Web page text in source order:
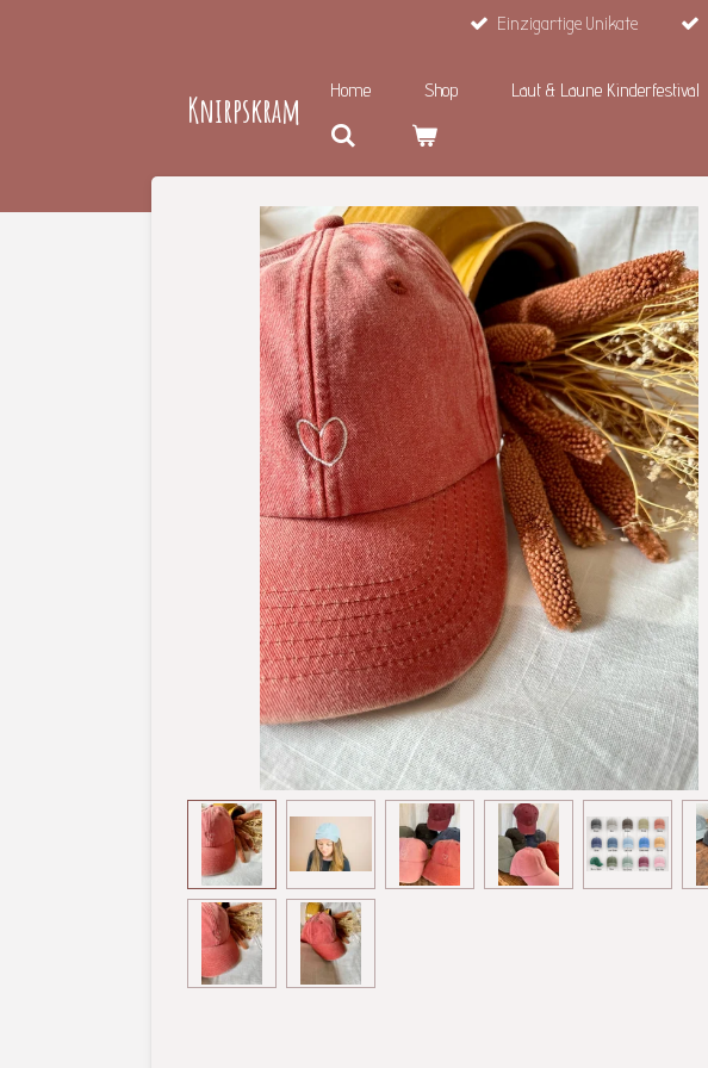
Einzigartige Unikate
Knirpskram Home Shop Laut & Laune Kinderfestival